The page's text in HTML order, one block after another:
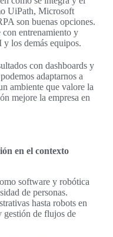
UiPath, Microsoft
son buenas opciones.
con entrenamiento y
los demás equipos.
con dashboards y
adaptarnos a
ambiente que valore la
mejore la empresa en
en el contexto
software y robótica
de personas.
hasta robots en
gestión de flujos de